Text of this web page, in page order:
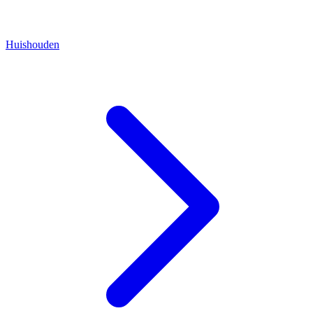
Huishouden